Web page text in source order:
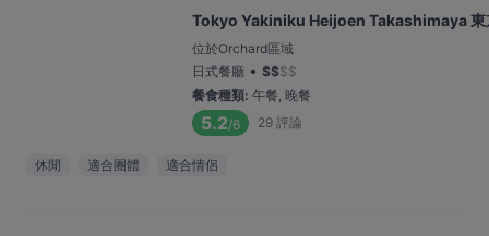
Tokyo Yakiniku Heijoen Takashimaya 東
位於Orchard區域
日式餐廳 • $$$$
餐食種類: 午餐, 晚餐
5.2/6 29 評論
休閒 適合團體 適合情侶